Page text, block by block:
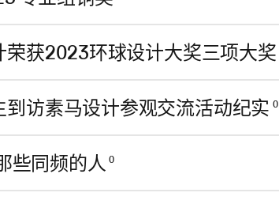
获2023环球设计大奖三项大奖
访素马设计参观交流活动纪实 0
些同频的人 0